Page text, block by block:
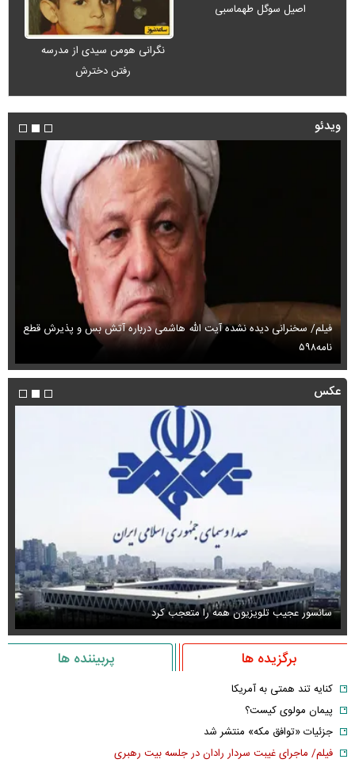
اصیل سوگل طهماسبی
نگرانی هومن سیدی از مدرسه
رفتن دخترش
ویدئو
فیلم/ سخنرانی دیده نشده آیت الله هاشمی درباره آتش بس و پذیرش قطع
نامه۵۹۸
عکس
سانسور عجیب تلویزیون همه را متعجب کرد
برگزیده ها پربیننده ها
کنایه تند همتی به آمریکا
پیمان مولوی کیست؟
جزئیات «توافق مکه» منتشر شد
فیلم/ ماجرای غیبت سردار رادان در جلسه بیت رهبری